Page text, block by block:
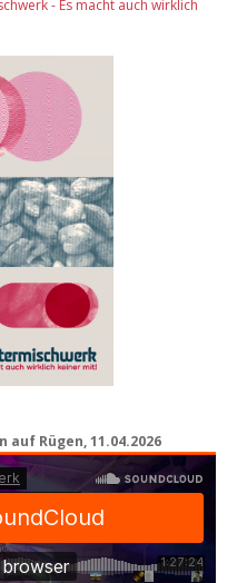
- Es macht auch wirklich
auf Rügen, 11.04.2026